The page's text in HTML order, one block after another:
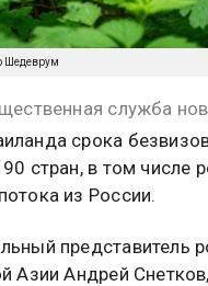
Шедеврум
служба
срока
стран, в том числе
из России.
представитель
Азии Андрей